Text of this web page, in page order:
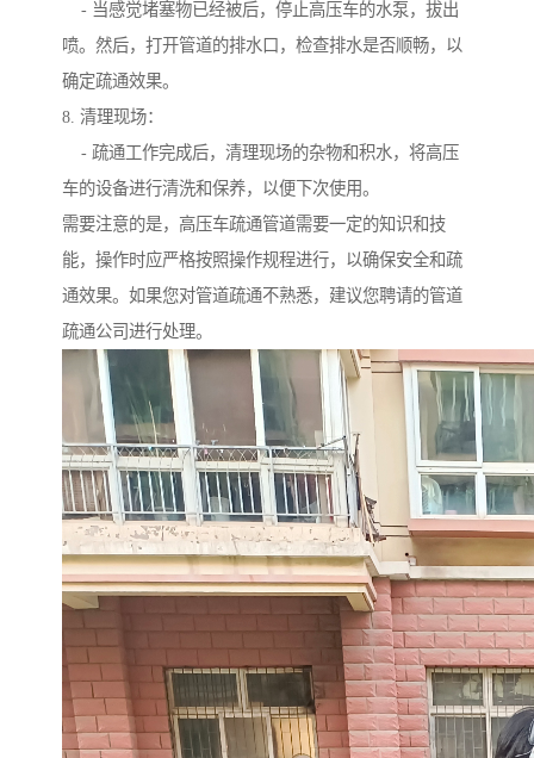
- 当感觉堵塞物已经被后，停止高压车的水泵，拔出
喷。然后，打开管道的排水口，检查排水是否顺畅，以
确定疏通效果。
8. 清理现场：
- 疏通工作完成后，清理现场的杂物和积水，将高压
车的设备进行清洗和保养，以便下次使用。
需要注意的是，高压车疏通管道需要一定的知识和技
能，操作时应严格按照操作规程进行，以确保安全和疏
通效果。如果您对管道疏通不熟悉，建议您聘请的管道
疏通公司进行处理。